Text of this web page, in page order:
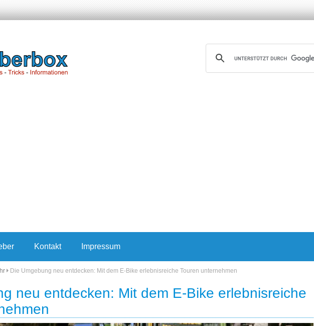
Kontakt Impressum
Die Umgebung neu entdecken: Mit dem E-Bike erlebnisreiche Touren unternehmen
neu entdecken: Mit dem E-Bike erlebnisreiche